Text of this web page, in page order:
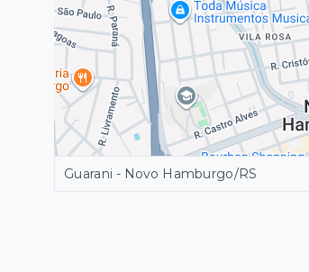
Guarani - Novo Hamburgo/RS